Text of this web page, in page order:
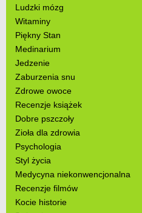
Ludzki mózg
Witaminy
Piękny Stan
Medinarium
Jedzenie
Zaburzenia snu
Zdrowe owoce
Recenzje książek
Dobre pszczoły
Zioła dla zdrowia
Psychologia
Styl życia
Medycyna niekonwencjonalna
Recenzje filmów
Kocie historie